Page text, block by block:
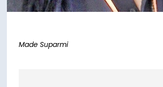
Made Suparmi